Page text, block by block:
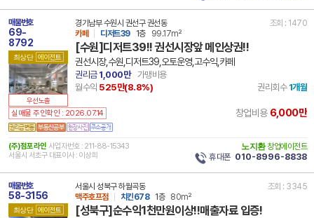
매물번호
69-
8792
최상단 에이전트
우선노출
경기남부 수원시 권선구 권선동
조회 : 1470
카페
디저트39 1층 99.17m²
[수원]디저트39!! 권선시장앞 메인상권!!
권선시장,수원,디저트39,오토운영,고수익,카페
권리금1,000만
가맹비용
월수익 525만(8.8%) 권리회수 1개월
실매물 주인확인 : 2026.07.14 창업비용 6,000만
(주)점포라인 사업자번호 : 211-88-15343
서울시 서초구 대표이사 : 이상희
노지환 창업에이전트
휴대폰 010-8996-8838
매물번호
58-3156
최상단 에이전트
서울시 성북구 하월곡동
조회 : 3345
맥주호프점
치킨678 1층 80m²
[성북구]순수익1천만원이상!!매출자료 입증!